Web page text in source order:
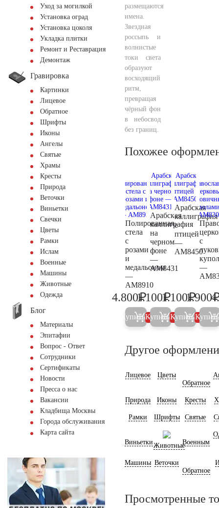
Уход за могилкой
Установка оград
Установка цоколя
Укладка плитки
Ремонт и Реставрация
Демонтаж
Гравировка
Картинки
Лицевое
Обратное
Шрифты
Иконы
Ангелы
Святые
Храмы
Кресты
Природа
Веточки
Виньетки
Свечки
Цветы
Рамки
Ислам
Военные
Машины
Животные
Одежда
Блог
Материалы
Эпитафии
Вопрос - Ответ
Сотрудники
Сертификаты
Новости
Пресса о нас
Вакансии
Кладбища Москвы
Города обслуживания
Карта сайта
размещаются
имена.
Звездная
россыпь и
волнистые
токи света
образуют
восходящий
ритм,
превращая
чёрный фон
в небосвод
без границ.
Похожее
Полированная
стела
с
розами
и
медальоном
—
AM8910
5.000
4.800₽
Купить 5%
Арабская
каллиграфия
на
черном
фоне
—
AM8431
1.200
1.100₽
Купить 5%
Арабская
каллиграфия
с
птицей
—
AM8450
1.200
1.100₽
Купить 5%
с
—
1.900
Купить
Другое
Лицевое
Цветы
Обратное
Природа Иконы Кресты
Рамки Шрифты Святые
ВиньеткиЖивотныеВоенным
Машины Веточки
Обратное
Просмотренные